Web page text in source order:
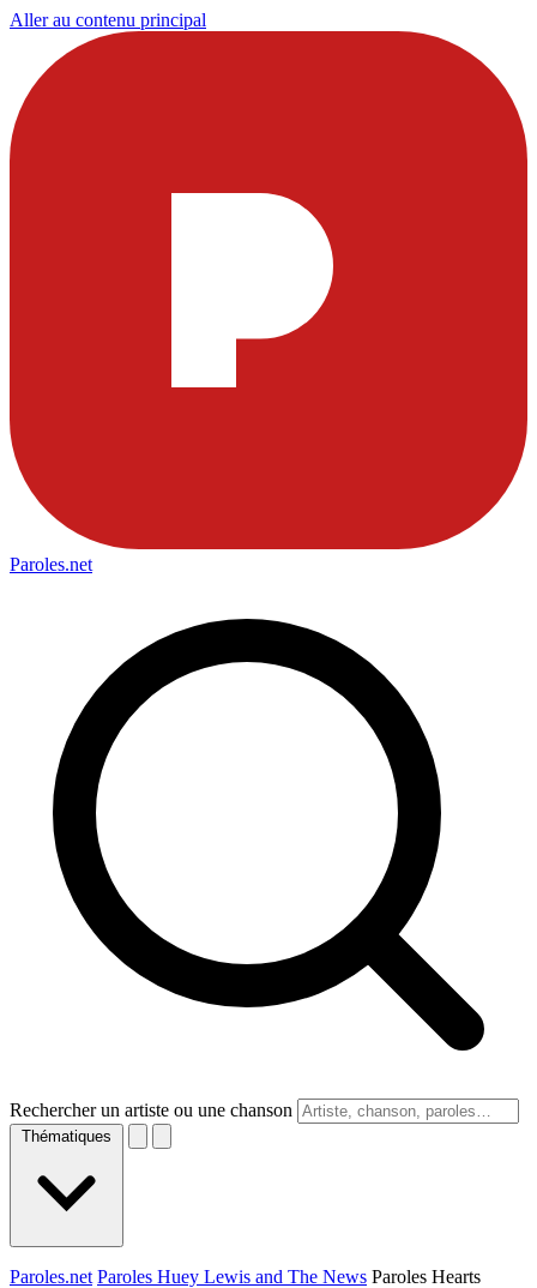
Aller au contenu principal
Paroles.net
Rechercher un artiste ou une chanson
Thématiques
Paroles.net Paroles Huey Lewis and The News Paroles Hearts